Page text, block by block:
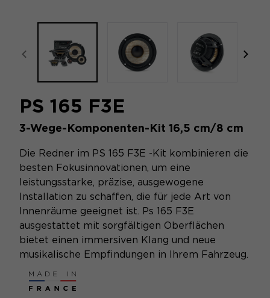
focal-naim-frontent::misc.prev_label
PS 165 F3E
3-Wege-Komponenten-Kit 16,5 cm/8 cm
Die Redner im PS 165 F3E -Kit kombinieren die
besten Fokusinnovationen, um eine
leistungsstarke, präzise, ​​ausgewogene
Installation zu schaffen, die für jede Art von
Innenräume geeignet ist. Ps 165 F3E
ausgestattet mit sorgfältigen Oberflächen
bietet einen immersiven Klang und neue
musikalische Empfindungen in Ihrem Fahrzeug.